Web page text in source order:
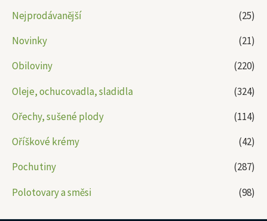
Nejprodávanější
(25)
Novinky
(21)
Obiloviny
(220)
Oleje, ochucovadla, sladidla
(324)
Ořechy, sušené plody
(114)
Oříškové krémy
(42)
Pochutiny
(287)
Polotovary a směsi
(98)